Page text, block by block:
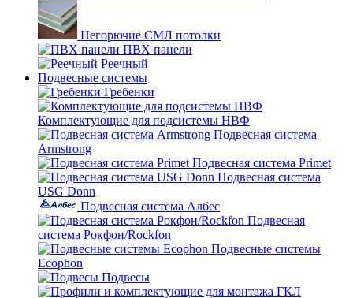
Негорючие СМЛ потолки
ПВХ панели
Реечный
Подвесные системы
Гребенки
Комплектующие для подсистемы НВФ
Подвесная система
Armstrong
Подвесная система Primet
Подвесная система
USG Donn
Подвесная система Албес
Подвесная
система Рокфон/Rockfon
Подвесные системы
Ecophon
Подвесы